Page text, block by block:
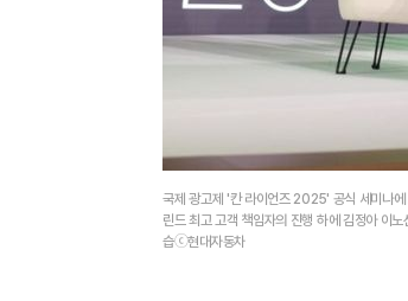
국제 광고제 '칸 라이언즈 2025' 공식 세미나
린드 최고 고객 책임자의 진행 하에 김정아 이
습ⓒ현대자동차